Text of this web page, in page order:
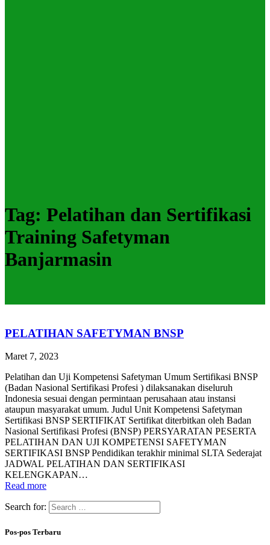
Tag: Pelatihan dan Sertifikasi
Training Safetyman
Banjarmasin
PELATIHAN SAFETYMAN BNSP
Maret 7, 2023
Pelatihan dan Uji Kompetensi Safetyman Umum Sertifikasi BNSP
(Badan Nasional Sertifikasi Profesi ) dilaksanakan diseluruh
Indonesia sesuai dengan permintaan perusahaan atau instansi
ataupun masyarakat umum. Judul Unit Kompetensi Safetyman
Sertifikasi BNSP SERTIFIKAT Sertifikat diterbitkan oleh Badan
Nasional Sertifikasi Profesi (BNSP) PERSYARATAN PESERTA
PELATIHAN DAN UJI KOMPETENSI SAFETYMAN
SERTIFIKASI BNSP Pendidikan terakhir minimal SLTA Sederajat
JADWAL PELATIHAN DAN SERTIFIKASI
KELENGKAPAN…
Read more
Search for:
Pos-pos Terbaru